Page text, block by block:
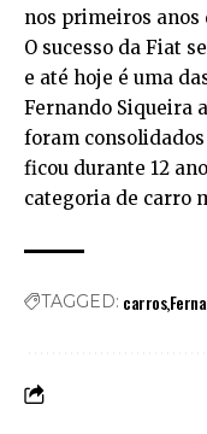
nos primeiros anos
O sucesso da Fiat
e até hoje é uma
Fernando Siqueira
foram
ficou durante 12
categoria de carro
TAGGED: carros